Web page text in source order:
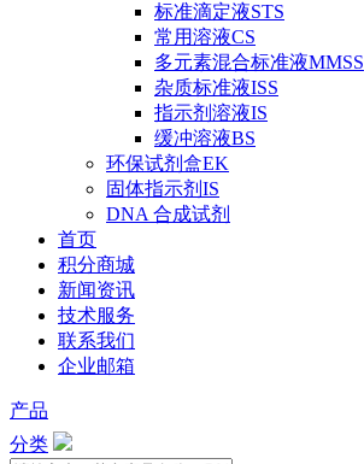
标准滴定液STS
常用溶液CS
多元素混合标准液MMSS
杂质标准液ISS
指示剂溶液IS
缓冲溶液BS
环保试剂盒EK
固体指示剂IS
DNA 合成试剂
首页
积分商城
新闻资讯
技术服务
联系我们
企业邮箱
产品
分类